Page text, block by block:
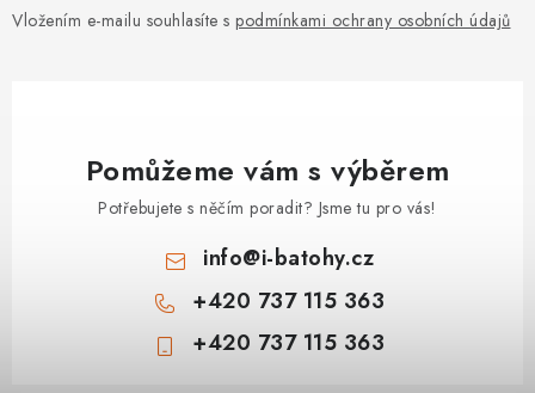
Vložením e-mailu souhlasíte s podmínkami ochrany osobních údajů
Pomůžeme vám s výběrem
Potřebujete s něčím poradit? Jsme tu pro vás!
info@i-batohy.cz
+420 737 115 363
+420 737 115 363